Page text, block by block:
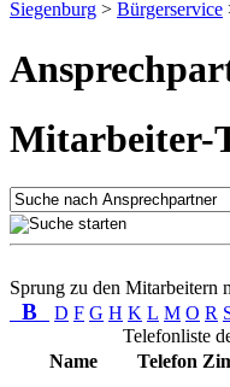
Siegenburg > Bürgerservice
Mitarbeiter-
Sprung zu den Mitarbeitern
B D F G H K L M O R
Telefonliste
Name
Telefon